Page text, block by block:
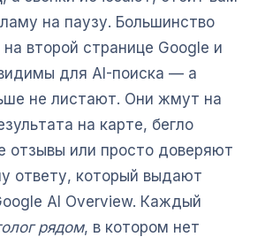
на паузу. Большинство
на второй странице Google и
для AI-поиска — а
не листают. Они жмут на
на карте, бегло
отзывы или просто доверяют
ответу, который выдают
AI Overview. Каждый
рядом, в котором нет